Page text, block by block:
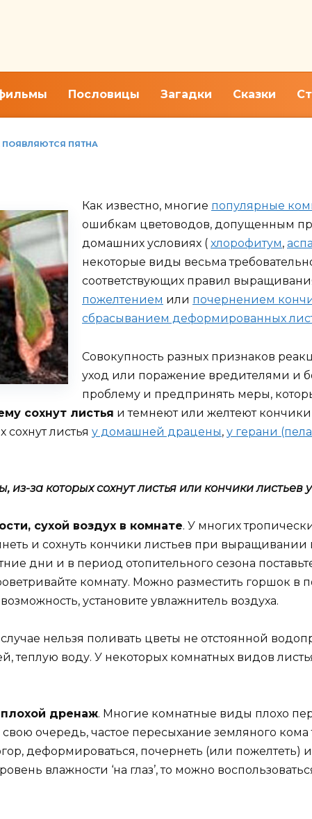
Пословицы Загадки Сказки
ПОЯВЛЯЮТСЯ ПЯТНА
Как известно, многие популярные
ошибкам цветоводов, допущенным
домашних условиях ( хлорофитум,
некоторые виды весьма
соответствующих правил
пожелтением или почернением
сбрасыванием деформированных
Совокупность разных признаков
уход или поражение вредителями и
проблему и предпринять меры,
сохнут листья и темнеют или желтеют
листья у домашней драцены, у герани
за которых сохнут листья или кончики листьев
сухой воздух в комнате. У многих
и сохнуть кончики листьев при
дни и в период отопительного сезона
комнату. Можно разместить горшок в
установите увлажнитель воздуха.
нельзя поливать цветы не отстоянной
теплую воду. У некоторых комнатных видов
плохой дренаж. Многие комнатные виды плохо
очередь, частое пересыхание земляного кома
деформироваться, почернеть (или пожелтеть)
влажности ‘на глаз’, то можно